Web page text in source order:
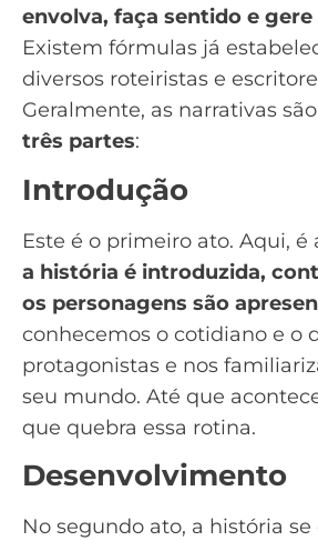
envolva, faça sentido e gere
Existem fórmulas já
diversos roteiristas e
Geralmente, as narrativas
três partes:
Introdução
Este é o primeiro ato. Aqui, é
a história é introduzida,
os personagens são
conhecemos o cotidiano e o
protagonistas e nos
seu mundo. Até que
que quebra essa rotina.
Desenvolvimento
No segundo ato, a história se